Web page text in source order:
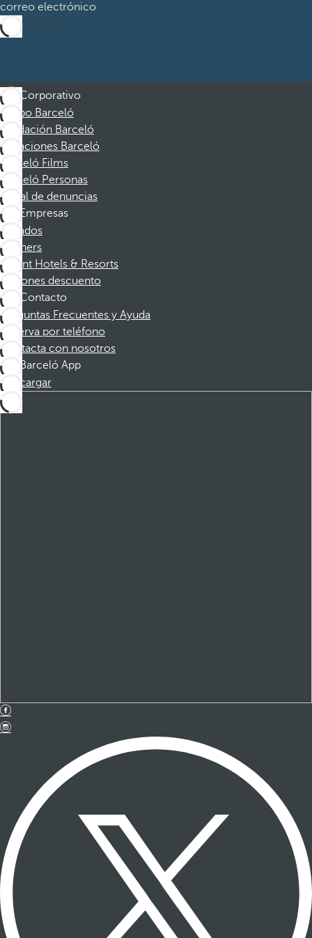
correo electrónico
Suscribirme
Corporativo
Grupo Barceló
Fundación Barceló
Vacaciones Barceló
Barceló Films
Barceló Personas
Canal de denuncias
Empresas
Afiliados
Partners
Dorint Hotels & Resorts
Cupones descuento
Contacto
Preguntas Frecuentes y Ayuda
Reserva por teléfono
Contacta con nosotros
Barceló App
Descargar